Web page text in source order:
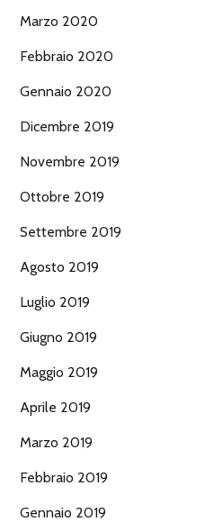
Marzo 2020
Febbraio 2020
Gennaio 2020
Dicembre 2019
Novembre 2019
Ottobre 2019
Settembre 2019
Agosto 2019
Luglio 2019
Giugno 2019
Maggio 2019
Aprile 2019
Marzo 2019
Febbraio 2019
Gennaio 2019